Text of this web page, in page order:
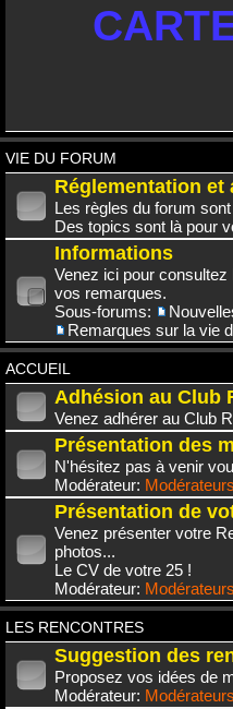
VIE DU FORUM
Réglementation et
Les règles du forum
Des topics sont là pour
Informations
Venez ici pour
vos remarques.
Sous-forums:
Remarques sur la vie
ACCUEIL
Adhésion au Club
Venez adhérer au Club
Présentation des
N'hésitez pas à venir
Modérateur: Modérateurs
Présentation de
Venez présenter votre
photos...
Le CV de votre 25 !
Modérateur: Modérateurs
LES RENCONTRES
Suggestion des
Proposez vos idées de
Modérateur: Modérateurs